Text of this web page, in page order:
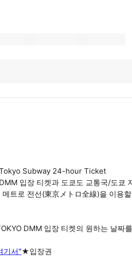
Subway 24-hour Ticket
입장 티켓과 도쿄도 교통국/도쿄
메트로 전선(東京メトロ全線)을 이
DMM 입장 티켓의 원하는 날짜
기서"★입장권